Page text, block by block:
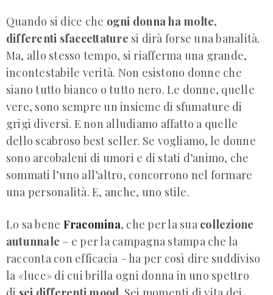
Quando si dice che ogni donna ha molte,
differenti sfaccettature si dirà forse una banalità.
Ma, allo stesso tempo, si riafferma una grande,
incontestabile verità. Non esistono donne che
siano tutto bianco o tutto nero. Le donne, quelle
vere, sono sempre un insieme di sfumature di
grigi diversi. E non alludiamo affatto a quelle
dello scabroso best seller. Se vogliamo, le donne
sono arcobaleni di umori e di stati d’animo, che
sommati l’uno all’altro, concorrono nel formare
una personalità. E, anche, uno stile.
Lo sa bene Fracomina, che per la sua collezione
autunnale – e per la campagna stampa che la
racconta con efficacia – ha per così dire suddiviso
la «luce» di cui brilla ogni donna in uno spettro